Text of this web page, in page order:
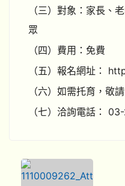
（三）對象：家長、
眾
（四）費用：免費
（五）報名網址：
（六）如需托育，敬
（七）洽詢電話：